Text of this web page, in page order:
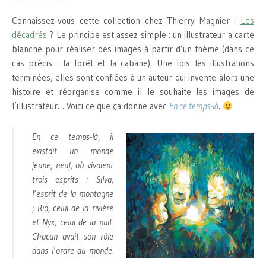
Connaissez-vous cette collection chez Thierry Magnier : Les
décadrés ? Le principe est assez simple : un illustrateur a carte
blanche pour réaliser des images à partir d’un thème (dans ce
cas précis : la forêt et la cabane). Une fois les illustrations
terminées, elles sont confiées à un auteur qui invente alors une
histoire et réorganise comme il le souhaite les images de
l’illustrateur… Voici ce que ça donne avec En ce temps-là.
En ce temps-là, il
existait un monde
jeune, neuf, où vivaient
trois esprits : Silva,
l’esprit de la montagne
; Rio, celui de la rivière
et Nyx, celui de la nuit.
Chacun avait son rôle
dans l’ordre du monde.